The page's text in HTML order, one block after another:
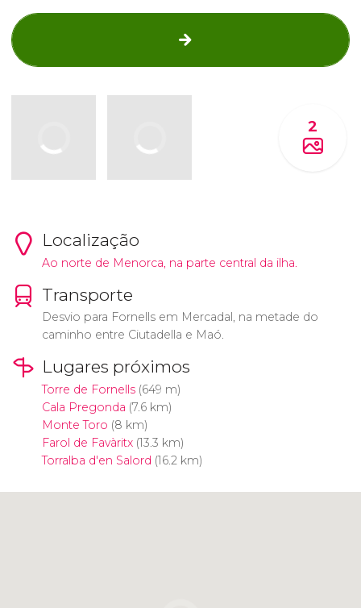
2
Localização
Ao norte de Menorca, na parte central da ilha.
Transporte
Desvio para Fornells em Mercadal, na metade do
caminho entre Ciutadella e Maó.
Lugares próximos
Torre de Fornells(649 m)
Cala Pregonda (7.6 km)
Monte Toro (8 km)
Farol de Favàritx(13.3 km)
Torralba d'en Salord (16.2 km)